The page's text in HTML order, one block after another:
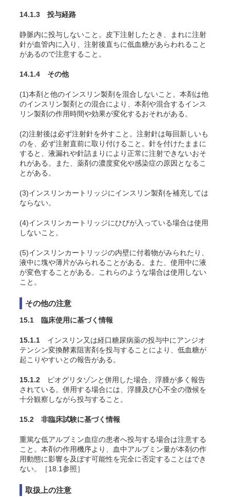
14.1.3 投与経路
静脈内に投与しないこと。皮下注射したとき、まれに注射
針が血管内に入り、注射後直ちに低血糖があらわれること
があるので注意すること。
14.1.4 その他
(1)本剤と他のインスリン製剤を混合しないこと。本剤は他
のインスリン製剤との混合により、本剤や混合するインス
リン製剤の作用時間や効果が変化するおそれがある。
(2)注射後は必ず注射針を外すこと。注射針は毎回新しいも
のを、必ず注射直前に取り付けること。針を付けたままに
すると、液漏れや針詰まりにより正常に注射できないおそ
れがある。また、薬剤の濃度変化や感染症の原因となるこ
とがある。
(3)インスリンカートリッジにインスリン製剤を補充しては
ならない。
(4)インスリンカートリッジにひびが入っている場合は使用
しないこと。
(5)インスリンカートリッジの内壁に付着物がみられたり、
液中に塊や薄片がみられることがある。また、使用中に液
が変色することがある。これらのような場合は使用しない
こと。
その他の注意
15.1 臨床使用に基づく情報
15.1.1 インスリン又は経口糖尿病薬の投与中にアンジオ
テンシン変換酵素阻害剤を投与することにより、低血糖が
起こりやすいとの報告がある 。
15.1.2 ピオグリタゾンと併用した場合、浮腫が多く報告
されている。併用する場合には、浮腫及び心不全の徴候を
十分観察しながら投与すること。
15.2 非臨床試験に基づく情報
重篤な低アルブミン血症の患者へ投与する場合は注意する
こと。本剤の作用機序より、血中アルブミン量が本剤の作
用動態に影響を及ぼす可能性を完全に否定することはでき
ない。［18.1参照］
取扱上の注意